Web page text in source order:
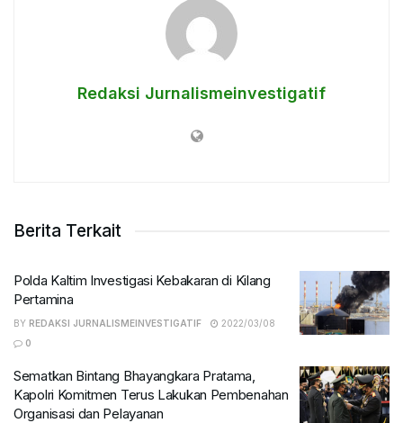
Redaksi Jurnalismeinvestigatif
Berita Terkait
Polda Kaltim Investigasi Kebakaran di Kilang
Pertamina
BY REDAKSI JURNALISMEINVESTIGATIF
2022/03/08
0
Sematkan Bintang Bhayangkara Pratama,
Kapolri Komitmen Terus Lakukan Pembenahan
Organisasi dan Pelayanan